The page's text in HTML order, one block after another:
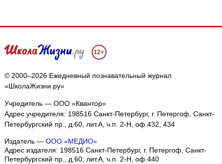
12+
© 2000–2026 Ежедневный познавательный журнал
«ШколаЖизни.ру»
Учредитель — ООО «Квантор»
Адрес учредителя: 198516 Санкт-Петербург, г. Петергоф, Санкт-
Петербургский пр., д.60, лит.А, ч.п. 2-Н, оф.432, 434
Издатель — ООО «МЕДИО»
Адрес издателя: 198516 Санкт-Петербург, г. Петергоф, Санкт-
Петербургский пр., д.60, лит.А, ч.п. 2-Н, оф.440